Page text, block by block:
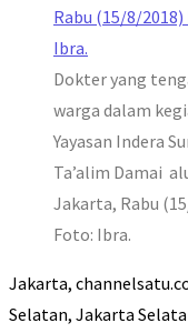
Dokter yang
warga dalam
Yayasan Indera
Ta’alim Damai
Jakarta, Rabu
Foto: Ibra.
Jakarta,
Selatan, Jakarta